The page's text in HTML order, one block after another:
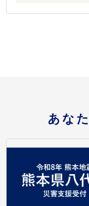
あな